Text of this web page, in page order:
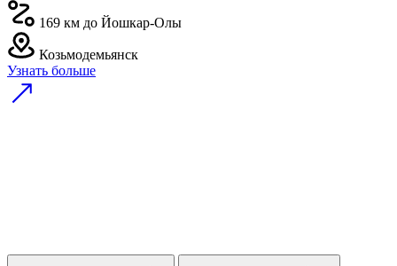
169 км до Йошкар-Олы
Козьмодемьянск
Узнать больше